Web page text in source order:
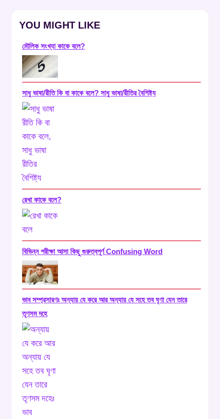
YOU MIGHT LIKE
মৌলিক সংখ্যা কাকে বলে?
সাধু ভাষা/রীতি কি বা কাকে বলে? সাধু ভাষা/রীতির বৈশিষ্ট্য
রেখা কাকে বলে?
বিভিন্ন পরীক্ষা আসা কিছু গুরুত্বপূর্ণ Confusing Word
ভাব সম্প্রসারণঃ অন্যায় যে করে আর অন্যায় যে সহে তব ঘৃণা যেন তারে
তৃণসম দহে